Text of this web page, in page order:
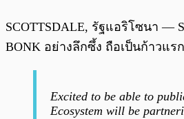
พร้อมเล่น
SCOTTSDALE, รัฐแอริโซนา —
BONK อย่างลึกซึ้ง ถือเป็นก้าวแรก
Excited to be able to
Ecosystem will be